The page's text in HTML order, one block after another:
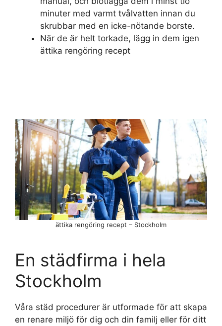
minuter med varmt tvålvatten innan du
skrubbar med en icke-nötande borste.
När de är helt torkade, lägg in dem igen
ättika rengöring recept
En städfirma i hela
Stockholm
Våra städ procedurer är utformade för att skapa
en renare miljö för dig och din familj eller för ditt
ättika rengöring recept – Stockholm